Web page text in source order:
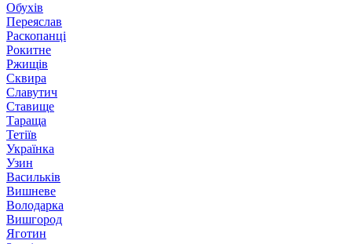
Обухів
Переяслав
Раскопанці
Рокитне
Ржищів
Сквира
Славутич
Ставище
Тараща
Тетіїв
Українка
Узин
Васильків
Вишневе
Володарка
Вишгород
Яготин